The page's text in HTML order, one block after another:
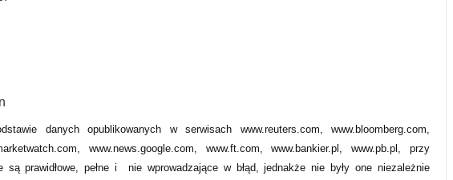
danych opublikowanych w serwisach www.reuters.com, www.bloomberg.com,
www.news.google.com, www.ft.com, www.bankier.pl, www.pb.pl, przy
są prawidłowe, pełne i nie wprowadzające w błąd, jednakże nie były one niezależnie